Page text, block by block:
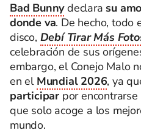
Bad Bunny declara su
donde va. De hecho, todo
disco, Debí Tirar Más
celebración de sus
embargo, el Conejo Malo
en el Mundial 2026, ya
participar por
que solo acoge a los
mundo.